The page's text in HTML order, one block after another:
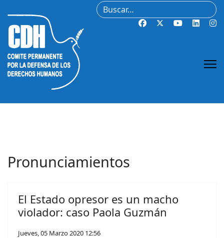
Buscar
Pronunciamientos
El Estado opresor es un macho
violador: caso Paola Guzmán
Jueves, 05 Marzo 2020 12:56